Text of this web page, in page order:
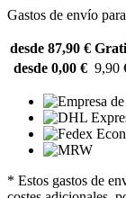
Gastos de envío
desde 87,90 €
desde 0,00 € 9,90
* Estos gastos de